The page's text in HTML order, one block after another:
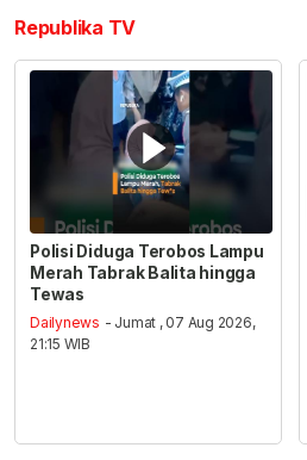
Republika TV
Polisi Diduga Terobos Lampu
Merah Tabrak Balita hingga
Tewas
Dailynews - Jumat , 07 Aug 2026,
21:15 WIB